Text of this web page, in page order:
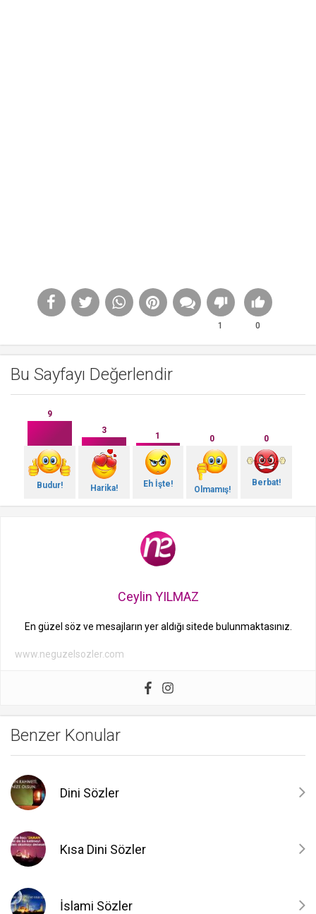
1 0
Bu Sayfayı Değerlendir
9
Budur!
3
Harika!
1
Eh İşte!
0
Olmamış!
0
Berbat!
Ceylin YILMAZ
En güzel söz ve mesajların yer aldığı sitede bulunmaktasınız.
www.neguzelsozler.com
Benzer Konular
Dini Sözler
Kısa Dini Sözler
İslami Sözler